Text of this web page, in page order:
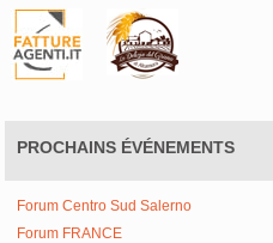
PROCHAINS ÉVÉNEMENTS
Forum Centro Sud Salerno
Forum FRANCE